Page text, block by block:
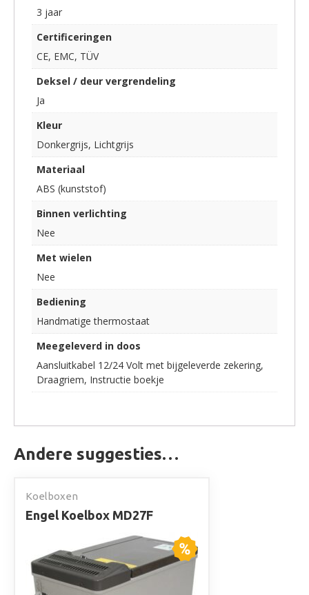
3 jaar
Certificeringen
CE, EMC, TÜV
Deksel / deur vergrendeling
Ja
Kleur
Donkergrijs, Lichtgrijs
Materiaal
ABS (kunststof)
Binnen verlichting
Nee
Met wielen
Nee
Bediening
Handmatige thermostaat
Meegeleverd in doos
Aansluitkabel 12/24 Volt met bijgeleverde zekering,
Draagriem, Instructie boekje
Andere suggesties…
Koelboxen
Engel Koelbox MD27F